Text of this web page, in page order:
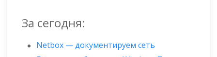
За сегодня:
Netbox — документируем сеть